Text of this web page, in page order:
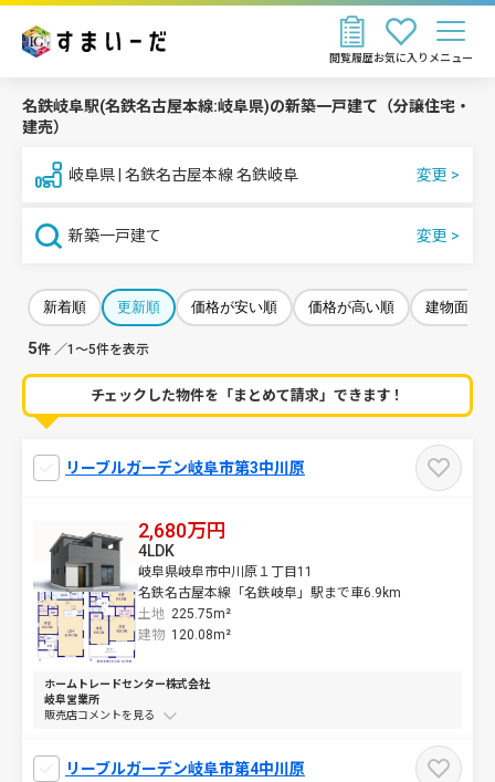
お気に入り
閲覧履歴 メニュー
名鉄岐阜駅(名鉄名古屋本線:岐阜県)の新築一戸建て（分譲住宅・
建売）
岐阜県 | 名鉄名古屋本線 名鉄岐阜
新築一戸建て
新着順 更新順 価格が安い順 価格が高い順 建物面積
5件 ／1～5件を表示
チェックした物件を「まとめて請求」できます！
リーブルガーデン岐阜市第3中川原
2,680万円
岐阜県岐阜市中川原１丁目11
名鉄名古屋本線「名鉄岐阜」駅まで車6.9km
土地 225.75m²
4LDK
建物 120.08m²
ホームトレードセンター株式会社
岐阜営業所
販売店コメントを
リーブルガーデン岐阜市第4中川原